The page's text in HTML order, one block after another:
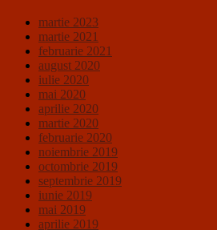
martie 2023
martie 2021
februarie 2021
august 2020
iulie 2020
mai 2020
aprilie 2020
martie 2020
februarie 2020
noiembrie 2019
octombrie 2019
septembrie 2019
iunie 2019
mai 2019
aprilie 2019